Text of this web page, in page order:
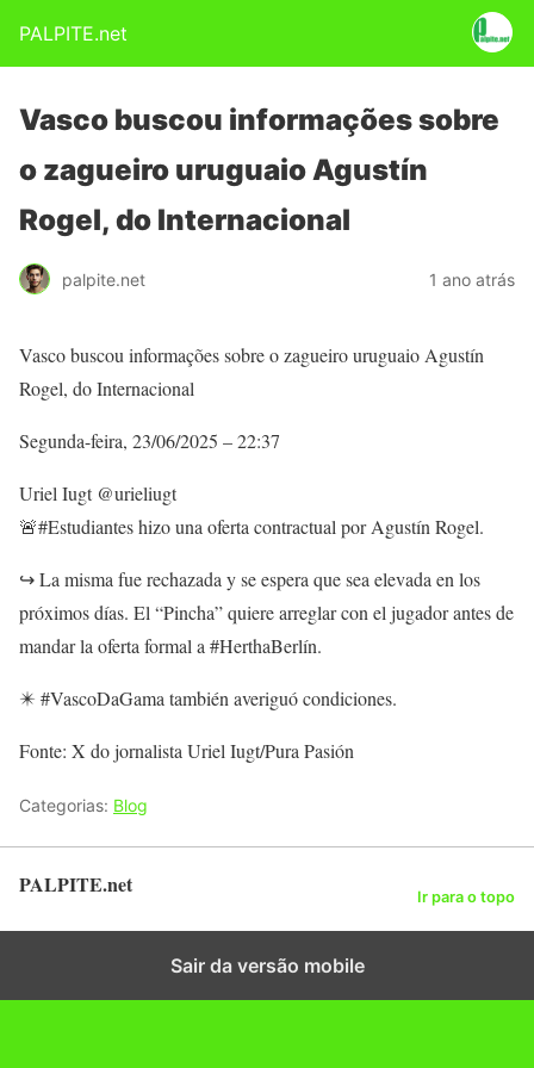
PALPITE.net
Vasco buscou informações sobre
o zagueiro uruguaio Agustín
Rogel, do Internacional
palpite.net 1 ano atrás
Vasco buscou informações sobre o zagueiro uruguaio Agustín
Rogel, do Internacional
Segunda-feira, 23/06/2025 – 22:37
Uriel Iugt @urieliugt
🚨#Estudiantes hizo una oferta contractual por Agustín Rogel.
↪️ La misma fue rechazada y se espera que sea elevada en los
próximos días. El “Pincha” quiere arreglar con el jugador antes de
mandar la oferta formal a #HerthaBerlín.
✴️ #VascoDaGama también averiguó condiciones.
Fonte: X do jornalista Uriel Iugt/Pura Pasión
Categorias: Blog
PALPITE.net Ir para o topo
Sair da versão mobile